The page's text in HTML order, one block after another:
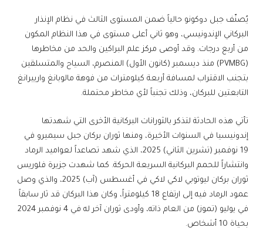
يُصنّف جبل دوكونو حالياً ضمن المستوى الثالث في نظام الإنذار
البركاني الإندونيسي، وهو ثاني أعلى مستوى في هذا النظام المكون
من أربع درجات. وقد أوصى مركز علم البراكين والحد من مخاطرها
(PVMBG) منذ ديسمبر (كانون الأول) المنصرم، السياح والمتسلقين
بتجنب الاقتراب لمسافة أربعة كيلومترات من فوهة مالوبانغ وارييرانغ
التابعتين للبركان، وذلك تجنباً لأي مخاطر محتملة.
تأتي هذه الحادثة لتذكر بالثورانات البركانية الأخرى التي شهدتها
إندونيسيا في السنوات الأخيرة، ومنها ثوران بركان جبل سيميرو في
19 نوفمبر (تشرين الثاني) 2025، الذي شهد تصاعداً لعواميد الرماد
وانتشاراً للحمم البركانية السريعة الحركة. كما شهدت جزيرة فلوريس
ثوران بركان ليوتوبي لاكي لاكي في أغسطس (آب) 2025، والذي وصل
عمود الرماد فيه إلى ارتفاع 18 كيلومتراً، وكان هذا البركان قد ثار سابقاً
في يوليو (تموز) من العام ذاته، وأودى ثوران آخر له في 4 نوفمبر 2024
بحياة 10 أشخاص.